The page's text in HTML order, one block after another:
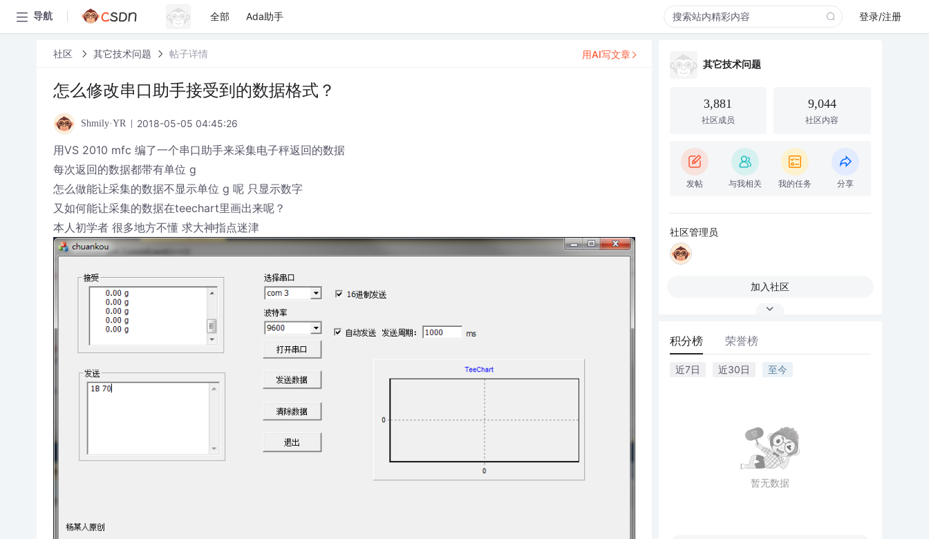
导航 全部 Ada助手 登录/注册
社区 其它技术问题 帖子详情
怎么修改串口助手接受到的数据格式？
Shmily·YR 2018-05-05 04:45:26
用VS 2010 mfc 编了一个串口助手来采集电子秤返回的数据
每次返回的数据都带有单位 g
怎么做能让采集的数据不显示单位 g 呢 只显示数字
又如何能让采集的数据在teechart里画出来呢？
本人初学者 很多地方不懂 求大神指点迷津
用AI写文章
其它技术问题
3,881
社区成员
9,044
社区内容
发帖 与我相关 我的任务 分享
社区管理员
加入社区
积分榜 荣誉榜
近7日 近30日 至今
暂无数据